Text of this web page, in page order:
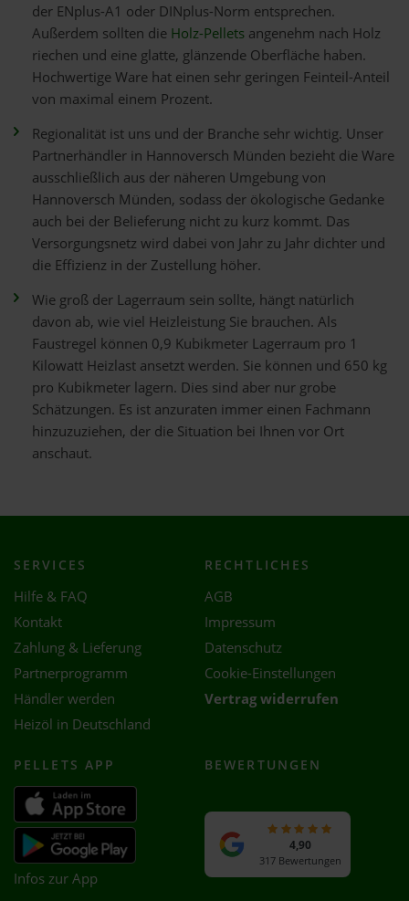
der ENplus-A1 oder DINplus-Norm entsprechen.
Außerdem sollten die Holz-Pellets angenehm nach Holz
riechen und eine glatte, glänzende Oberfläche haben.
Hochwertige Ware hat einen sehr geringen Feinteil-Anteil
von maximal einem Prozent.
Regionalität ist uns und der Branche sehr wichtig. Unser
Partnerhändler in Hannoversch Münden bezieht die Ware
ausschließlich aus der näheren Umgebung von
Hannoversch Münden, sodass der ökologische Gedanke
auch bei der Belieferung nicht zu kurz kommt. Das
Versorgungsnetz wird dabei von Jahr zu Jahr dichter und
die Effizienz in der Zustellung höher.
Wie groß der Lagerraum sein sollte, hängt natürlich
davon ab, wie viel Heizleistung Sie brauchen. Als
Faustregel können 0,9 Kubikmeter Lagerraum pro 1
Kilowatt Heizlast ansetzt werden. Sie können und 650 kg
pro Kubikmeter lagern. Dies sind aber nur grobe
Schätzungen. Es ist anzuraten immer einen Fachmann
hinzuzuziehen, der die Situation bei Ihnen vor Ort
anschaut.
SERVICES
Hilfe & FAQ
Kontakt
Zahlung & Lieferung
Partnerprogramm
Händler werden
Heizöl in Deutschland
RECHTLICHES
AGB
Impressum
Datenschutz
Cookie-Einstellungen
Vertrag widerrufen
PELLETS APP
Infos zur App
BEWERTUNGEN
4,90
317 Bewertungen